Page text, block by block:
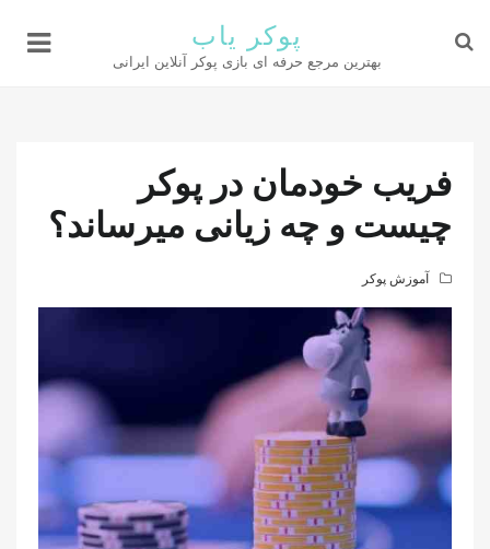
پوکر یاب
بهترین مرجع حرفه ای بازی پوکر آنلاین ایرانی
فریب خودمان در پوکر
چیست و چه زیانی میرساند؟
آموزش پوکر